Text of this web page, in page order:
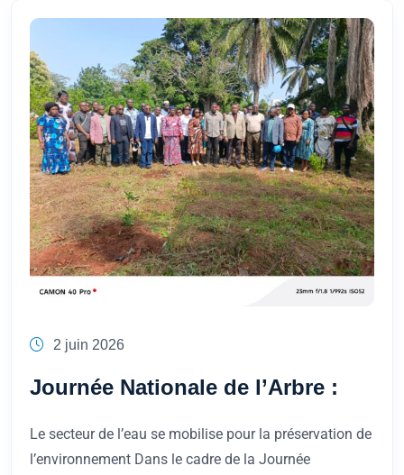
2 juin 2026
Journée Nationale de l’Arbre :
Le secteur de l’eau se mobilise pour la préservation de
l’environnement Dans le cadre de la Journée